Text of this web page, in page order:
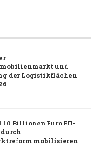
und
der Logistikflächen
Billionen Euro EU-
durch
mobilisieren